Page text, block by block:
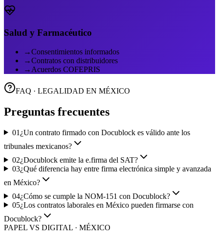
Salud y Farmacéutico
→Consentimientos informados
→Contratos con distribuidores
→ Acuerdos COFEPRIS
FAQ · LEGALIDAD EN MÉXICO
Preguntas frecuentes
01 ¿Un contrato firmado con Docublock es válido ante los
tribunales mexicanos?
02¿Docublock emite la e.firma del SAT?
03¿Qué diferencia hay entre firma electrónica simple y avanzada
en México?
04¿Cómo se cumple la NOM-151 con Docublock?
05¿Los contratos laborales en México pueden firmarse con
Docublock?
PAPEL VS DIGITAL · MÉXICO